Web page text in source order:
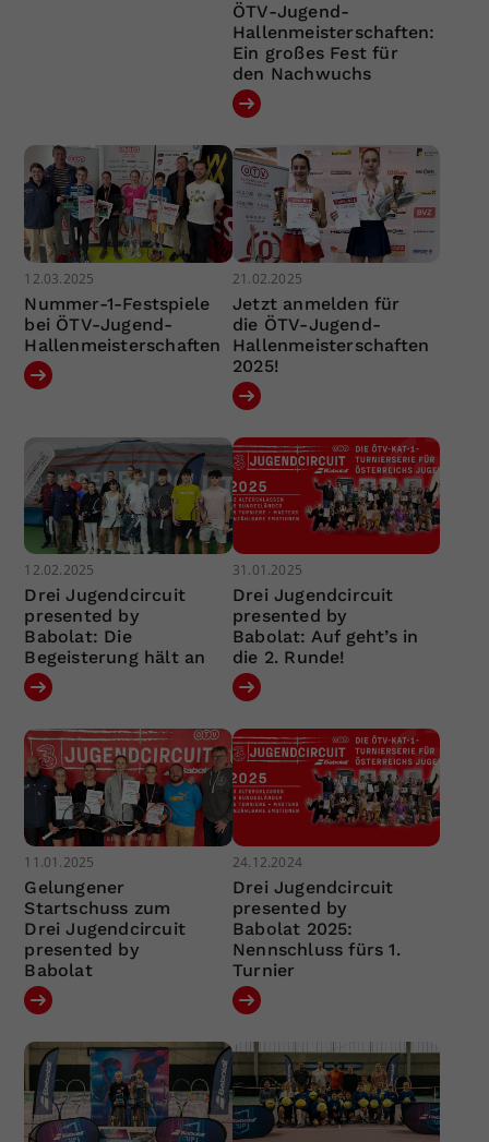
ÖTV-Jugend-
Hallenmeisterschaften:
Ein großes Fest für
den Nachwuchs
12.03.2025
Nummer-1-Festspiele
bei ÖTV-Jugend-
Hallenmeisterschaften
21.02.2025
Jetzt anmelden für
die ÖTV-Jugend-
Hallenmeisterschaften
2025!
12.02.2025
Drei Jugendcircuit
presented by
Babolat: Die
Begeisterung hält an
31.01.2025
Drei Jugendcircuit
presented by
Babolat: Auf geht’s in
die 2. Runde!
11.01.2025
Gelungener
Startschuss zum
Drei Jugendcircuit
presented by
Babolat
24.12.2024
Drei Jugendcircuit
presented by
Babolat 2025:
Nennschluss fürs 1.
Turnier